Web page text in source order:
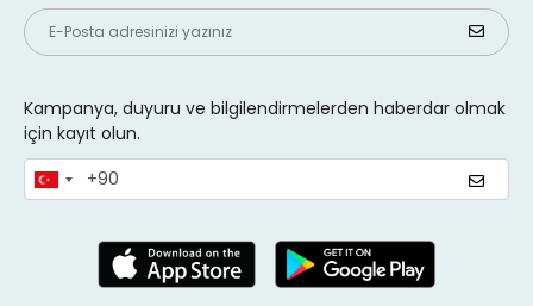
Kampanya, duyuru ve bilgilendirmelerden haberdar olmak
için kayıt olun.